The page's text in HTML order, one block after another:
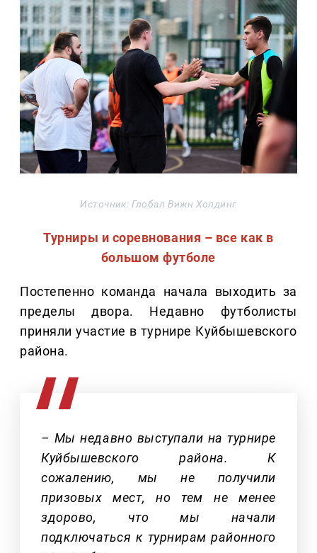
Источник: Глобал Вижн Холдинг
Турниры и соревнования – все как в
большом футболе
Постепенно команда начала выходить за
пределы двора. Недавно футболисты
приняли участие в турнире Куйбышевского
района.
– Мы недавно выступали на турнире
Куйбышевского района. К
сожалению, мы не получили
призовых мест, но тем не менее
здорово, что мы начали
подключаться к турнирам районного